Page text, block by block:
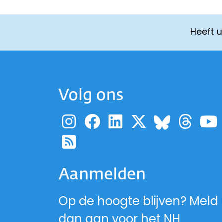
Heeft
Volg ons
Ga naar de
Ga naar de
Ga naar de
Ga naar
Ga
Ga naar de RSS-
Aanmelden
Op de hoogte blijven? Meld